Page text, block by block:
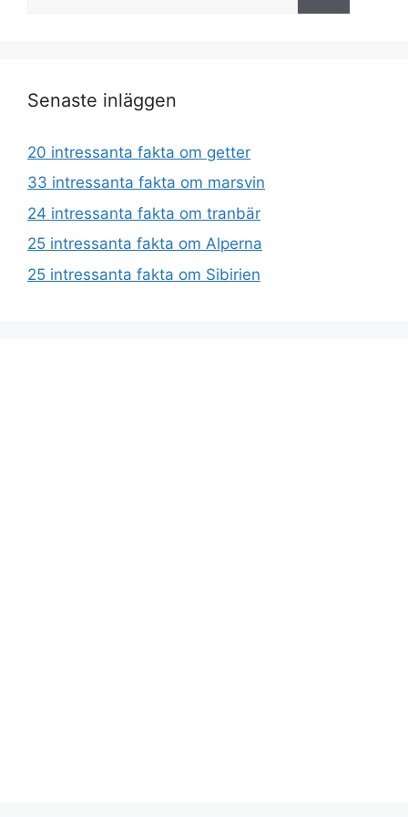
Senaste inläggen
20 intressanta fakta om getter
33 intressanta fakta om marsvin
24 intressanta fakta om tranbär
25 intressanta fakta om Alperna
25 intressanta fakta om Sibirien